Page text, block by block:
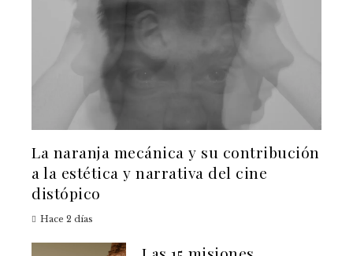
La naranja mecánica y su contribución
a la estética y narrativa del cine
distópico
Hace 2 días